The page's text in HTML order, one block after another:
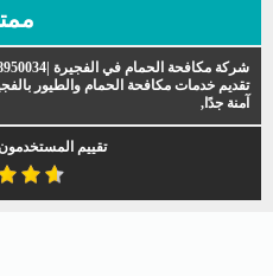
تقديم خدمات مكافحة الحمام والطيور
آمنة جدًا,
تقييم